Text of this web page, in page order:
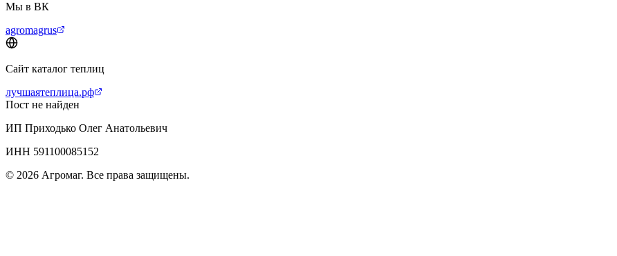
Мы в ВК
agromagrus
Сайт каталог теплиц
лучшаятеплица.рф
Пост не найден
ИП Приходько Олег Анатольевич
ИНН 591100085152
© 2026 Агромаг. Все права защищены.